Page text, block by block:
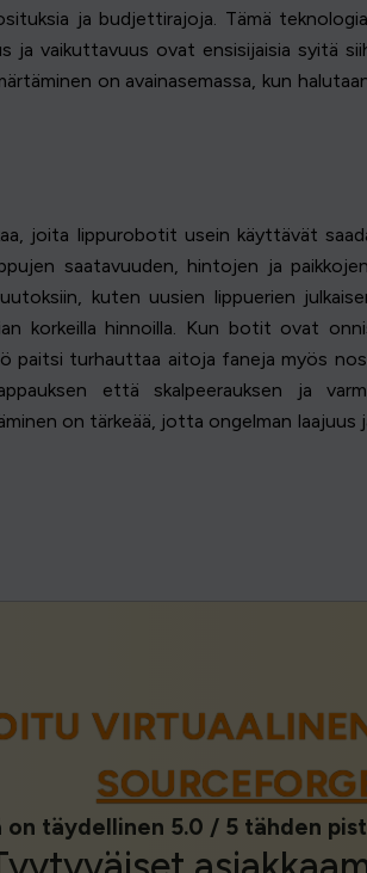
ja budjettirajoja. Tämä
ja vaikuttavuus ovat ensisijaisia syitä
on avainasemassa, kun
joita lippurobotit usein käyttävät
saatavuuden, hintojen ja
kuten uusien lippuerien
korkeilla hinnoilla. Kun botit ovat
paitsi turhauttaa aitoja faneja myös
että skalpeerauksen ja
on tärkeää, jotta ongelman
on täydellinen 5.0 / 5 tähden